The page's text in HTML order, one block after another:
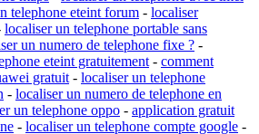
telephone eteint forum - localiser
localiser un telephone portable sans
un numero de telephone fixe ? -
eteint gratuitement - comment
gratuit - localiser un telephone
- localiser un numero de telephone en
un telephone oppo - application gratuit
- localiser un telephone compte google -